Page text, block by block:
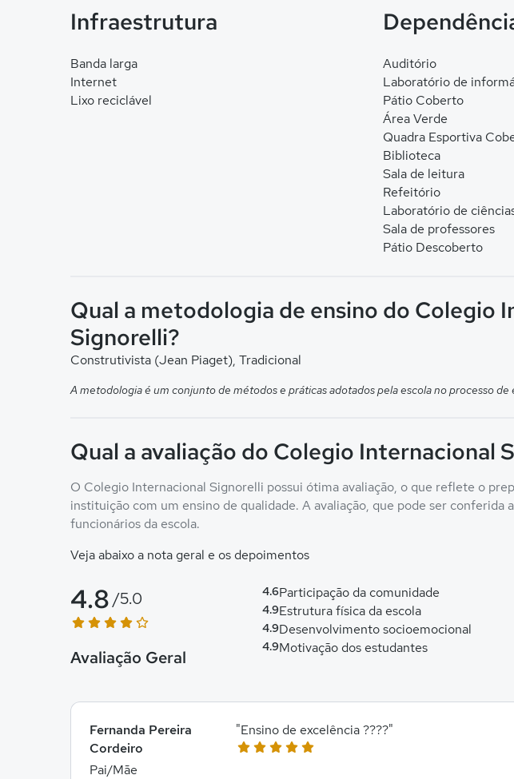
Infraestrutura
Banda larga
Internet
Lixo reciclável
Auditório
Laboratório de
Pátio Coberto
Área Verde
Quadra Esportiva
Biblioteca
Sala de leitura
Refeitório
Laboratório de
Sala de professores
Pátio Descoberto
Qual a metodologia de ensino do Colegio
Signorelli?
Construtivista (Jean Piaget), Tradicional
A metodologia é um conjunto de métodos e práticas adotados pela escola no processo de
Qual a avaliação do Colegio Internacional
O Colegio Internacional Signorelli possui ótima avaliação, o que reflete o
instituição com um ensino de qualidade. A avaliação, que pode ser conferida
funcionários da escola.
Veja abaixo a nota geral e os depoimentos
Avaliação Geral
4.8 /5.0 4.6Participação da comunidade
4.9Estrutura física da escola
4.9Desenvolvimento socioemocional
4.9Motivação dos estudantes
Fernanda Pereira
Cordeiro
Pai/Mãe
"Ensino de excelência ????"